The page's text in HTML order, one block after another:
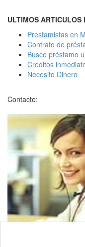
ULTIMOS ARTICULOS
Prestamistas en
Contrato de
Busco préstamo
Créditos
Necesito Dinero
Contacto: